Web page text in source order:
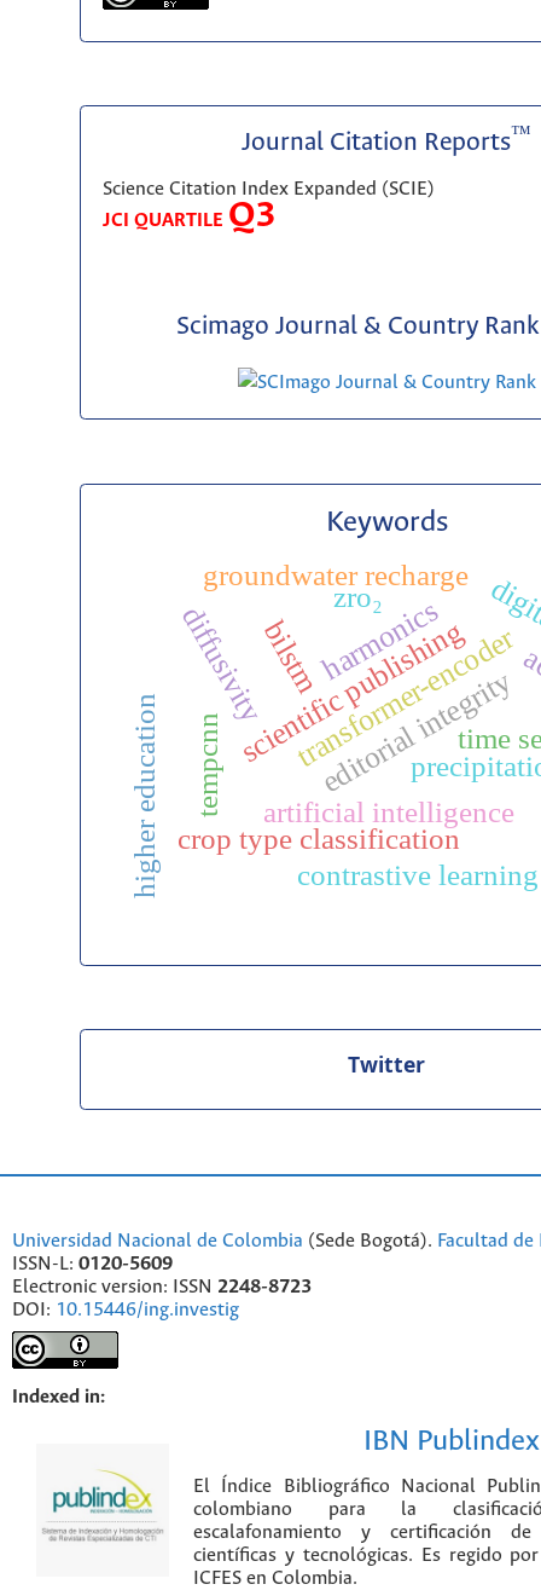
Journal Citation Reports™
Science Citation Index Expanded (SCIE)
JCI QUARTILE Q3
Scimago Journal & Country Rank
Keywords
artificial intelligence
scientific publishing
editorial integrity
crop type classification
time
tempcnn
bilstm
transformer-encoder
diffusivity
higher education
harmonics
groundwater recharge
zro₂
contrastive learning
Twitter
Universidad Nacional de Colombia (Sede Bogotá). Facultad
ISSN-L: 0120-5609
Electronic version: ISSN 2248-8723
DOI: 10.15446/ing.investig
Indexed in:
IBN Publindex
El Índice Bibliográfico Nacional
colombiano para la
escalafonamiento y certificación
científicas y tecnológicas. Es regido
ICFES en Colombia.